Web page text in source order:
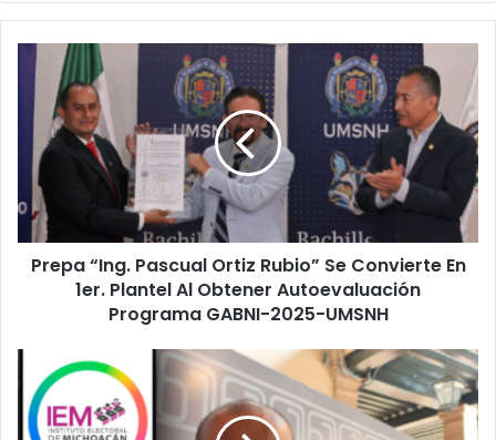
Pascual
Rubio”
Convierte
En
1er.
Plantel
GABNI-
2025-
UMSNH
Prepa “Ing. Pascual Ortiz Rubio” Se Convierte En
1er. Plantel Al Obtener Autoevaluación
Programa GABNI-2025-UMSNH
#Michoacán
Representantes
Partidistas
Analizan